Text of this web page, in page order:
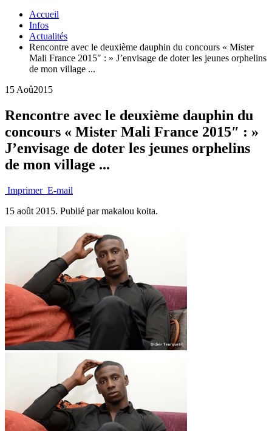
Accueil
Infos
Actualités
Rencontre avec le deuxième dauphin du concours « Mister
Mali France 2015″ : » J’envisage de doter les jeunes orphelins
de mon village ...
15 Aoû2015
Rencontre avec le deuxième dauphin du
concours « Mister Mali France 2015″ : »
J’envisage de doter les jeunes orphelins
de mon village ...
Imprimer E-mail
15 août 2015. Publié par makalou koita.